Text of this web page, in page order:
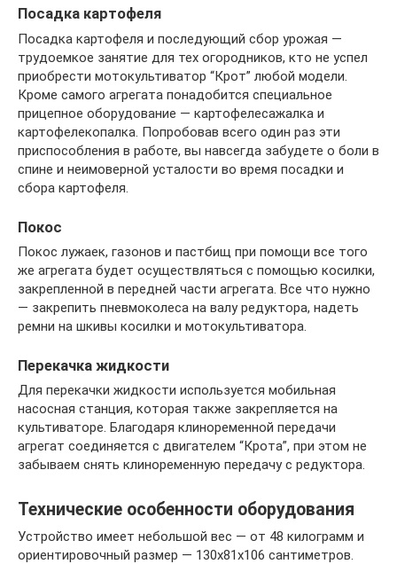
Посадка картофеля
Посадка картофеля и последующий сбор урожая —
трудоемкое занятие для тех огородников, кто не успел
приобрести мотокультиватор “Крот” любой модели.
Кроме самого агрегата понадобится специальное
прицепное оборудование — картофелесажалка и
картофелекопалка. Попробовав всего один раз эти
приспособления в работе, вы навсегда забудете о боли в
спине и неимоверной усталости во время посадки и
сбора картофеля.
Покос
Покос лужаек, газонов и пастбищ при помощи все того
же агрегата будет осуществляться с помощью косилки,
закрепленной в передней части агрегата. Все что нужно
— закрепить пневмоколеса на валу редуктора, надеть
ремни на шкивы косилки и мотокультиватора.
Перекачка жидкости
Для перекачки жидкости используется мобильная
насосная станция, которая также закрепляется на
культиваторе. Благодаря клиноременной передачи
агрегат соединяется с двигателем “Крота”, при этом не
забываем снять клиноременную передачу с редуктора.
Технические особенности оборудования
Устройство имеет небольшой вес — от 48 килограмм и
ориентировочный размер — 130х81х106 сантиметров.